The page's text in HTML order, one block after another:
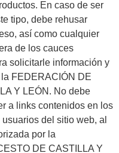
En caso de ser
tipo, debe rehusar
así como cualquier
de los cauces
solicitarle información y
FEDERACIÓN DE
Y LEÓN. No debe
a links contenidos en los
del sitio web, al
por la
DE CASTILLA Y